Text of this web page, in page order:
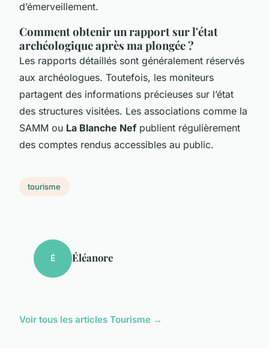
d’émerveillement.
Comment obtenir un rapport sur l'état
archéologique après ma plongée ?
Les rapports détaillés sont généralement réservés
aux archéologues. Toutefois, les moniteurs
partagent des informations précieuses sur l’état
des structures visitées. Les associations comme la
SAMM ou La Blanche Nef publient régulièrement
des comptes rendus accessibles au public.
tourisme
É Éléanore
Voir tous les articles Tourisme →